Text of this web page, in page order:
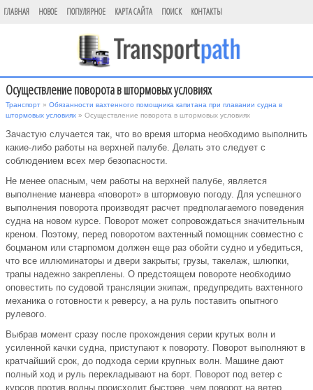
ГЛАВНАЯ НОВОЕ ПОПУЛЯРНОЕ КАРТА САЙТА ПОИСК КОНТАКТЫ
Осуществление поворота в штормовых условиях
Транспорт » Обязанности вахтенного помощника капитана при плавании судна в
штормовых условиях » Осуществление поворота в штормовых условиях
Зачастую случается так, что во время шторма необходимо выполнить
какие-либо работы на верхней палубе. Делать это следует с
соблюдением всех мер безопасности.
Не менее опасным, чем работы на верхней палубе, является
выполнение маневра «поворот» в штормовую погоду. Для успешного
выполнения поворота производят расчет предполагаемого поведения
судна на новом курсе. Поворот может сопровождаться значительным
креном. Поэтому, перед поворотом вахтенный помощник совместно с
боцманом или старпомом должен еще раз обойти судно и убедиться,
что все иллюминаторы и двери закрыты; грузы, такелаж, шлюпки,
трапы надежно закреплены. О предстоящем повороте необходимо
оповестить по судовой трансляции экипаж, предупредить вахтенного
механика о готовности к реверсу, а на руль поставить опытного
рулевого.
Выбрав момент сразу после прохождения серии крутых волн и
усиленной качки судна, приступают к повороту. Поворот выполняют в
кратчайший срок, до подхода серии крупных волн. Машине дают
полный ход и руль перекладывают на борт. Поворот под ветер с
курсов против волны происходит быстрее, чем поворот на ветер.